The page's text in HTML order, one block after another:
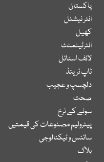
پاکستان
انٹر نیشنل
کھیل
انٹرٹینمنٹ
لائف اسٹائل
ٹاپ ٹرینڈ
دلچسپ و عجیب
صحت
سونے کے نرخ
پیٹرولیم مصنوعات کی قیمتیں
سائنس و ٹیکنالوجی
بلاگ